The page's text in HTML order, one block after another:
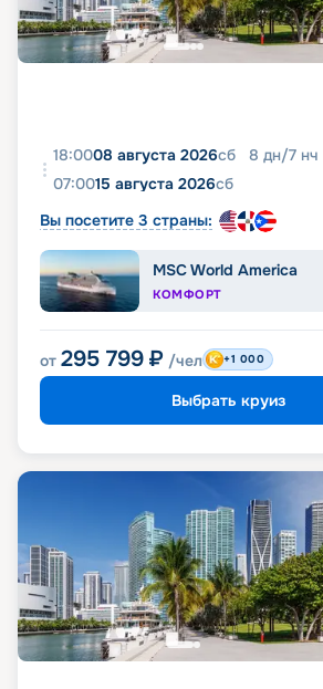
18:0008 августа 2026сб 8 дн/7 нч
07:0015 августа 2026сб
Вы посетите 3 страны:
MSC World America
КОМФОРТ
от 295 799 ₽ /чел +1 000
Выбрать круиз